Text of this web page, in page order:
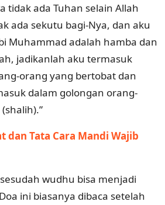
tidak ada Tuhan selain Allah
ada sekutu bagi-Nya, dan aku
Muhammad adalah hamba dan
jadikanlah aku termasuk
orang yang bertobat dan
dalam golongan orang-
dan Tata Cara Mandi Wajib
wudhu bisa menjadi
ini biasanya dibaca setelah